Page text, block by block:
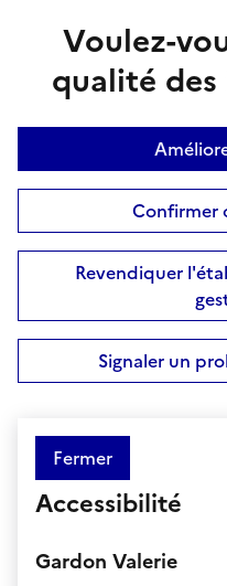
Voulez-
qualité
Confirmer
Revendiquer
Signaler un
Fermer
Accessibilité
Gardon Valerie